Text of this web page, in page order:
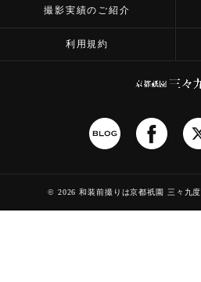
撮影実績のご紹介
利用規約
© 2026 和装前撮りは京都祇園 三々九度